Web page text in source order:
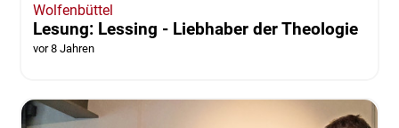
Wolfenbüttel
Lesung: Lessing - Liebhaber der Theologie
vor 8 Jahren